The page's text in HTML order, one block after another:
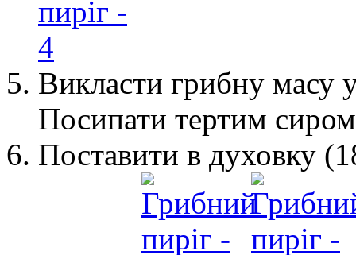
Викласти грибну масу
Посипати тертим
Поставити в духовку